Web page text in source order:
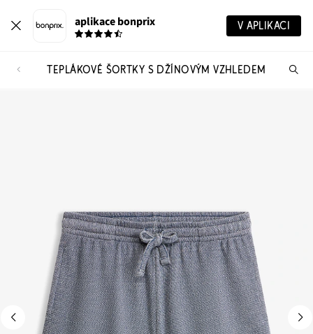
aplikace bonprix V APLIKACI
TEPLÁKOVÉ ŠORTKY S DŽÍNOVÝM VZHLEDEM